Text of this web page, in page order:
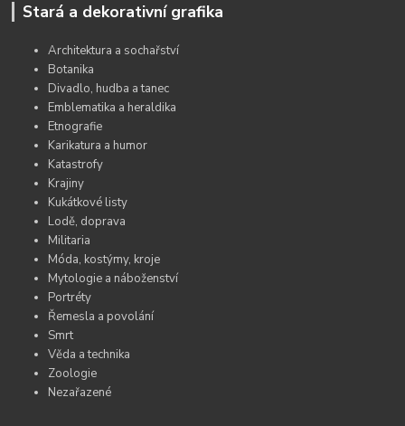
Stará a dekorativní grafika
Architektura a sochařství
Botanika
Divadlo, hudba a tanec
Emblematika a heraldika
Etnografie
Karikatura a humor
Katastrofy
Krajiny
Kukátkové listy
Lodě, doprava
Militaria
Móda, kostýmy, kroje
Mytologie a náboženství
Portréty
Řemesla a povolání
Smrt
Věda a technika
Zoologie
Nezařazené